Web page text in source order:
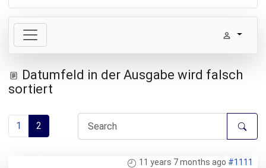
Datumfeld in der Ausgabe wird falsch
sortiert
1 2
11 years 7 months ago #1111